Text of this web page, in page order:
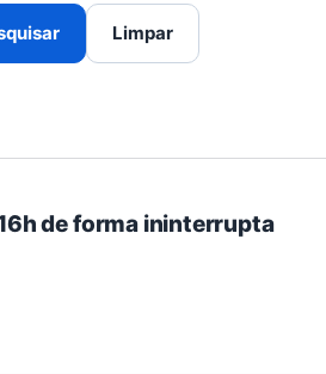
Limpar
de forma ininterrupta